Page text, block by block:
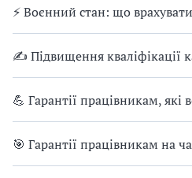
⚡ Воєнний стан: що
✍ Підвищення кваліфікації
💪 Гарантії працівникам,
🎯 Гарантії працівникам на